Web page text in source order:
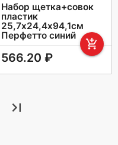
Набор щетка+совок
пластик
25,7х24,4х94,1см
Перфетто синий
add_shopping_cart
566.20 ₽
last_page